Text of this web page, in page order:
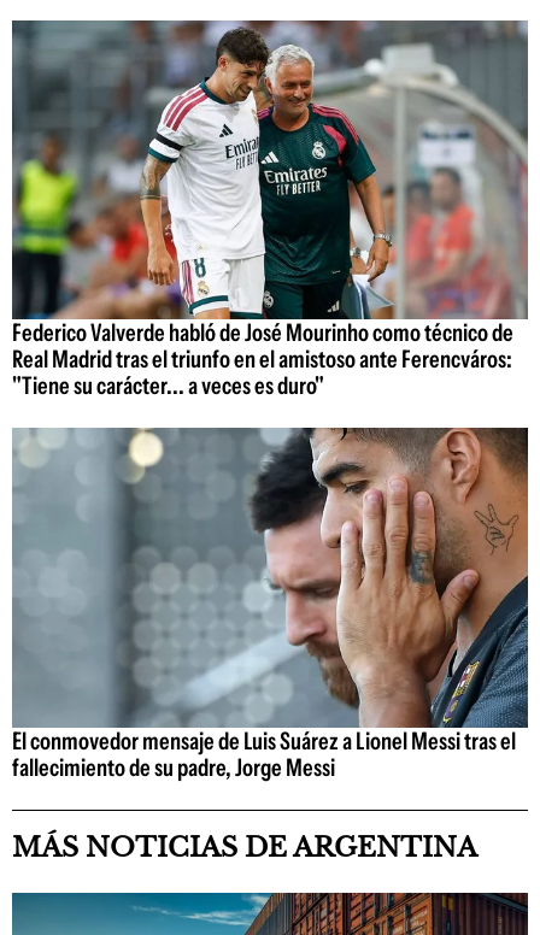
Federico Valverde habló de José Mourinho como técnico de
Real Madrid tras el triunfo en el amistoso ante Ferencváros:
"Tiene su carácter... a veces es duro"
El conmovedor mensaje de Luis Suárez a Lionel Messi tras el
fallecimiento de su padre, Jorge Messi
MÁS NOTICIAS DE ARGENTINA